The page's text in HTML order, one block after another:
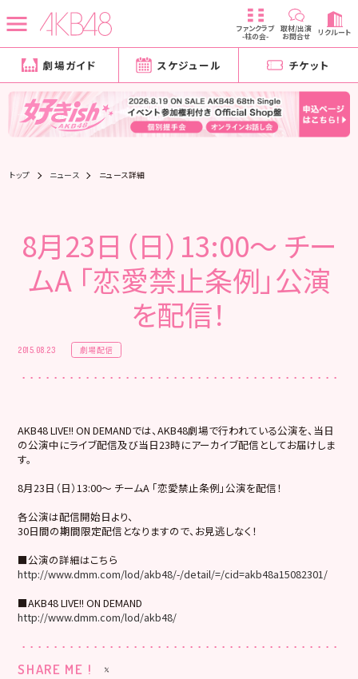
ファンクラブ
-柱の会-
取材/出演
お問合せ リクルート
劇場ガイド スケジュール チケット
トップ ニュース ニュース詳細
8月23日（日）13:00～ チー
ムA 「恋愛禁止条例」公演
を配信！
2015.08.23 劇場配信
AKB48 LIVE!! ON DEMANDでは、AKB48劇場で行われている公演を、当日
の公演中にライブ配信及び当日23時にアーカイブ配信としてお届けしま
す。
8月23日（日）13:00～ チームA 「恋愛禁止条例」公演を配信！
各公演は配信開始日より、
30日間の期間限定配信となりますので、お見逃しなく！
■公演の詳細はこちら
http://www.dmm.com/lod/akb48/-/detail/=/cid=akb48a15082301/
■AKB48 LIVE!! ON DEMAND
http://www.dmm.com/lod/akb48/
SHARE ME !